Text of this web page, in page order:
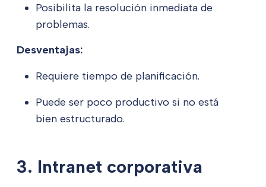
Posibilita la resolución inmediata de
problemas.
Desventajas:
Requiere tiempo de planificación.
Puede ser poco productivo si no está
bien estructurado.
3. Intranet corporativa